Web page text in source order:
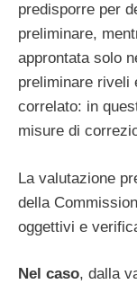
predisporre per
preliminare,
approntata solo
preliminare riveli
correlato: in
misure di
La valutazione
della
oggettivi e
Nel caso, dalla